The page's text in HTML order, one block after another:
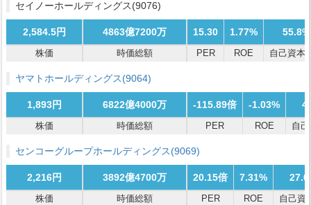
セイノーホールディングス(9076)
2,584.5円 4863億7200万 15.30 1.77% 55.8%
株価 時価総額 PER ROE 自己資本
ヤマトホールディングス(9064)
1,893円 6822億4000万 -115.89倍 -1.03%
株価 時価総額 PER ROE 自
センコーグループホールディングス(9069)
2,216円 3892億4700万 20.15倍 7.31%
株価 時価総額 PER ROE 自己資